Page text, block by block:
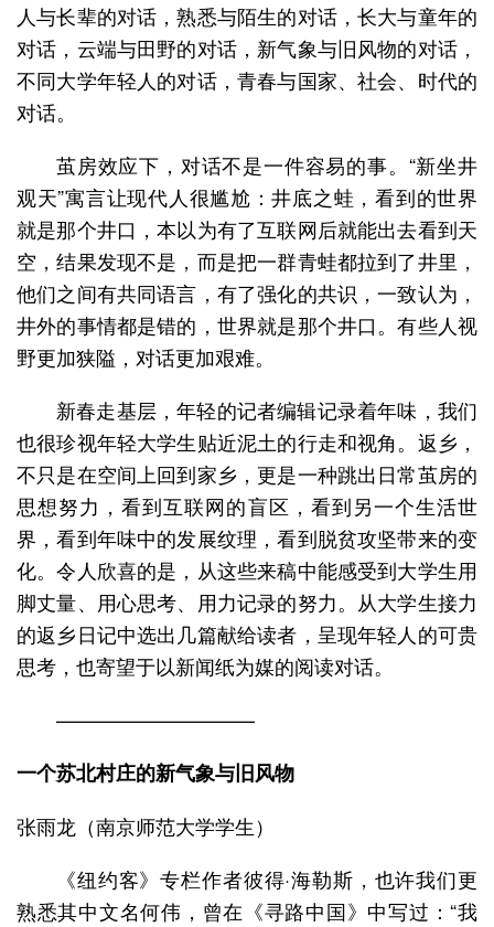
人与长辈的对话，熟悉与陌生的对话，长大与童年的
对话，云端与田野的对话，新气象与旧风物的对话，
不同大学年轻人的对话，青春与国家、社会、时代的
对话。
茧房效应下，对话不是一件容易的事。“新坐井
观天”寓言让现代人很尴尬：井底之蛙，看到的世界
就是那个井口，本以为有了互联网后就能出去看到天
空，结果发现不是，而是把一群青蛙都拉到了井里，
他们之间有共同语言，有了强化的共识，一致认为，
井外的事情都是错的，世界就是那个井口。有些人视
野更加狭隘，对话更加艰难。
新春走基层，年轻的记者编辑记录着年味，我们
也很珍视年轻大学生贴近泥土的行走和视角。返乡，
不只是在空间上回到家乡，更是一种跳出日常茧房的
思想努力，看到互联网的盲区，看到另一个生活世
界，看到年味中的发展纹理，看到脱贫攻坚带来的变
化。令人欣喜的是，从这些来稿中能感受到大学生用
脚丈量、用心思考、用力记录的努力。从大学生接力
的返乡日记中选出几篇献给读者，呈现年轻人的可贵
思考，也寄望于以新闻纸为媒的阅读对话。
——————————
一个苏北村庄的新气象与旧风物
张雨龙（南京师范大学学生）
《纽约客》专栏作者彼得·海勒斯，也许我们更
熟悉其中文名何伟，曾在《寻路中国》中写过：“我